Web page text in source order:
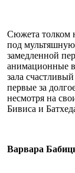
Сюжета толком
под
замедленной
анимационные
зала
первые за
несмотря на
Бивиса и
Варвара